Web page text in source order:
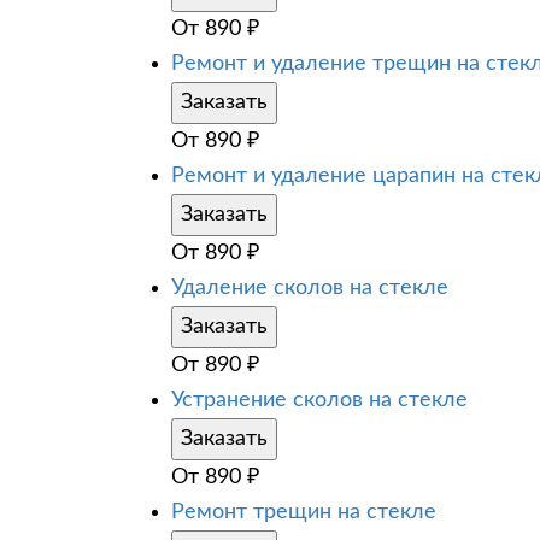
От 890 ₽
Ремонт и удаление трещин на
Заказать
От 890 ₽
Ремонт и удаление царапин на
Заказать
От 890 ₽
Удаление сколов на стекле
Заказать
От 890 ₽
Устранение сколов на стекле
Заказать
От 890 ₽
Ремонт трещин на стекле